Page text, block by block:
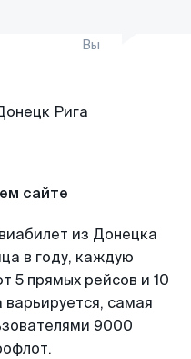
Вы
сайте
из Донецка
в году, каждую
5 прямых рейсов и 10
самая
9000